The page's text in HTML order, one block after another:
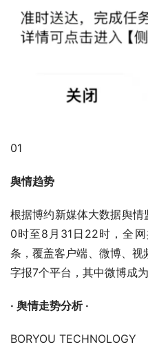
01
舆情趋势
根据博约新媒体大数据舆
0时至8月31日22时，全
条，覆盖客户端、微博、
字报7个平台，其中微博成
· 舆情走势分析 ·
BORYOU TECHNOLOGY